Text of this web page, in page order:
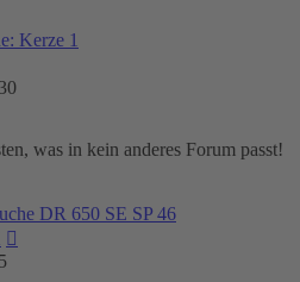
Kerze 1
was in kein anderes Forum passt!
DR 650 SE SP 46